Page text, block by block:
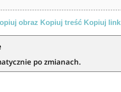
obraz Kopiuj treść Kopiuj link
po zmianach.